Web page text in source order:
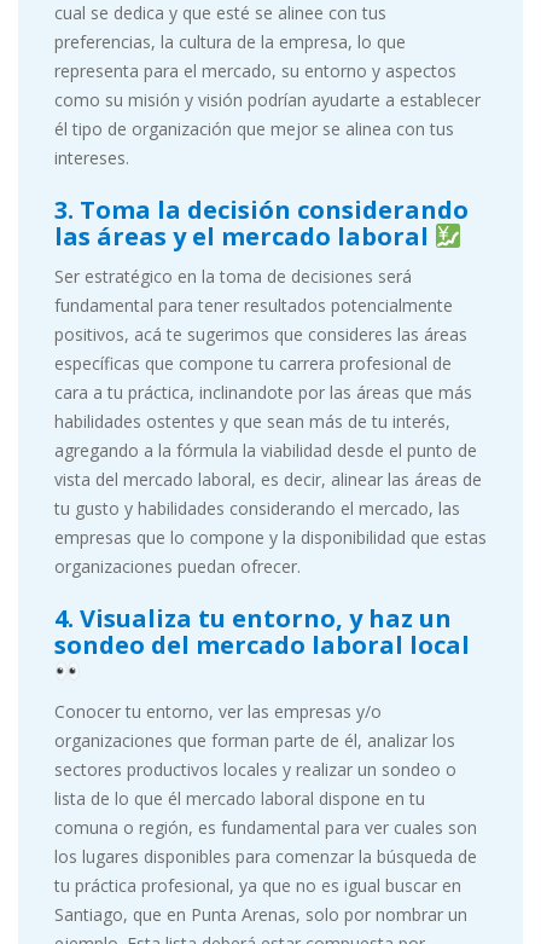
cual se dedica y que esté se alinee con tus
preferencias, la cultura de la empresa, lo que
representa para el mercado, su entorno y aspectos
como su misión y visión podrían ayudarte a establecer
él tipo de organización que mejor se alinea con tus
intereses.
3. Toma la decisión considerando
las áreas y el mercado laboral
Ser estratégico en la toma de decisiones será
fundamental para tener resultados potencialmente
positivos, acá te sugerimos que consideres las áreas
específicas que compone tu carrera profesional de
cara a tu práctica, inclinandote por las áreas que más
habilidades ostentes y que sean más de tu interés,
agregando a la fórmula la viabilidad desde el punto de
vista del mercado laboral, es decir, alinear las áreas de
tu gusto y habilidades considerando el mercado, las
empresas que lo compone y la disponibilidad que estas
organizaciones puedan ofrecer.
4. Visualiza tu entorno, y haz un
sondeo del mercado laboral local
Conocer tu entorno, ver las empresas y/o
organizaciones que forman parte de él, analizar los
sectores productivos locales y realizar un sondeo o
lista de lo que él mercado laboral dispone en tu
comuna o región, es fundamental para ver cuales son
los lugares disponibles para comenzar la búsqueda de
tu práctica profesional, ya que no es igual buscar en
Santiago, que en Punta Arenas, solo por nombrar un